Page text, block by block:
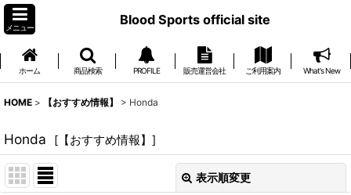
メニュー
Blood Sports official site
ホーム 商品検索 PROFILE 販売運営会社 ご利用案内 What's New
HOME > 【おすすめ情報】 > Honda
Honda [ 【おすすめ情報】 ]
表示順変更